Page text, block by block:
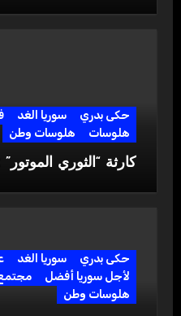
حكى بدري سوريا الغد
هلوسات
هلوسات وطن
كارثة “الثوري الموتور” (2)
حكى بدري سوريا الغد
لأجل سوريا أفضل
هلوسات وطن